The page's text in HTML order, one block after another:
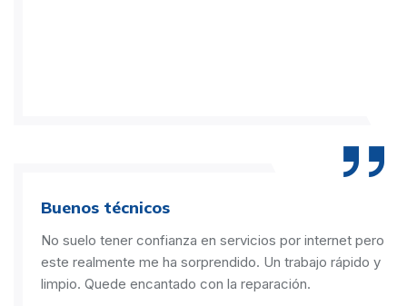
Buenos técnicos
No suelo tener confianza en servicios por internet pero
este realmente me ha sorprendido. Un trabajo rápido y
limpio. Quede encantado con la reparación.